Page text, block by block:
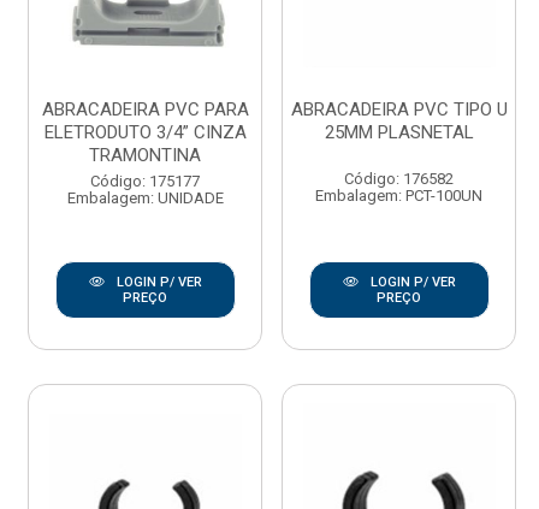
ABRACADEIRA PVC PARA
ELETRODUTO 3/4” CINZA
TRAMONTINA
Código: 175177
Embalagem: UNIDADE
LOGIN P/ VER
PREÇO
ABRACADEIRA PVC TIPO U
25MM PLASNETAL
Código: 176582
Embalagem: PCT-100UN
LOGIN P/ VER
PREÇO